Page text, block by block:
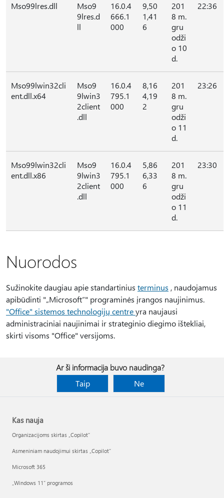
Mso99lres.dll
Mso9
9lres.d
ll
16.0.4
666.1
000
9,50
1,41
6
201
8 m.
gru
odži
o 10
d.
22:36
Mso99lwin32cli
ent.dll.x64
Mso9
9lwin3
2client
.dll
16.0.4
795.1
000
8,16
4,19
2
201
8 m.
gru
odži
o 11
d.
23:26
Mso99lwin32cli
ent.dll.x86
Mso9
9lwin3
2client
.dll
16.0.4
795.1
000
5,86
6,33
6
201
8 m.
gru
odži
o 11
d.
23:30
Nuorodos
Sužinokite daugiau apie standartinius terminus , naudojamus
apibūdinti "„Microsoft“" programinės įrangos naujinimus.
"Office" sistemos technologijų centreyra naujausi
administraciniai naujinimai ir strateginio diegimo ištekliai,
skirti visoms "Office" versijoms.
Ar ši informacija buvo naudinga?
Taip
Ne
Kas nauja
Organizacijoms skirtas „Copilot“
Asmeniniam naudojimui skirtas „Copilot“
Microsoft 365
„Windows 11“ programos